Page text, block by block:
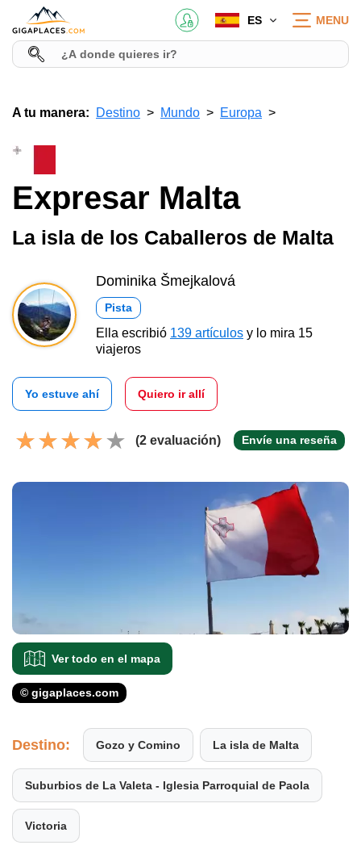
ES MENU
A tu manera: Destino Mundo Europa
Expresar Malta
La isla de los Caballeros de Malta
Dominika Šmejkalová
Pista
Ella escribió 139 artículos y lo mira 15
viajeros
Yo estuve ahí Quiero ir allí
(2 evaluación) Envíe una reseña
Ver todo en el mapa
© gigaplaces.com
Destino: Gozo y Comino La isla de Malta
Suburbios de La Valeta - Iglesia Parroquial de Paola
Victoria